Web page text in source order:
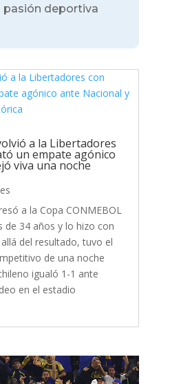
pasión deportiva
a la Libertadores
un empate agónico
viva una noche
a la Copa CONMEBOL
de 34 años y lo hizo con
del resultado, tuvo el
de una noche
igualó 1-1 ante
en el estadio